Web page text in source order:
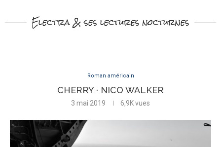
Electra & ses lectures nocturnes
Roman américain
CHERRY · NICO WALKER
3 mai 2019 6,9Kvues